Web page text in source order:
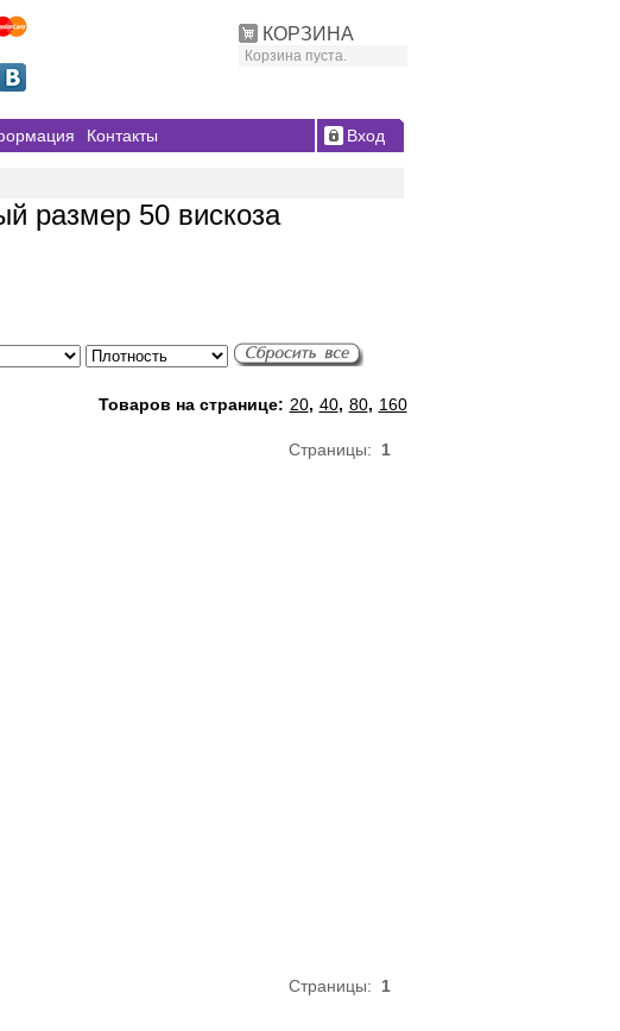
КОРЗИНА
Корзина пуста.
Контакты Вход
размер 50 вискоза
Товаров на странице: 20, 40, 80, 160
Страницы: 1
Страницы: 1